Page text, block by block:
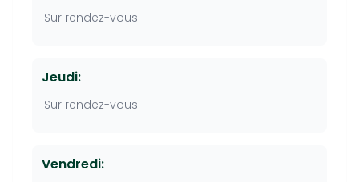
Sur rendez-vous
Jeudi:
Sur rendez-vous
Vendredi: